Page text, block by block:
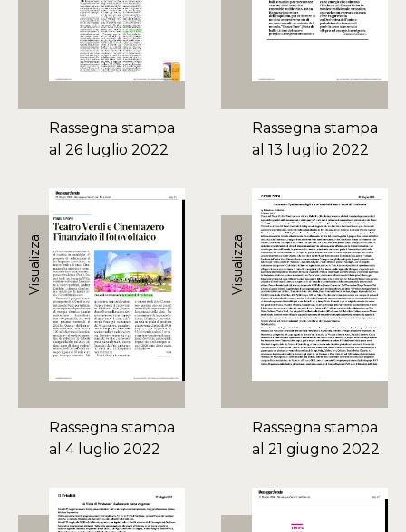
Rassegna stampa
al 26 luglio 2022
Rassegna stampa
al 13 luglio 2022
Visualizza
Rassegna stampa
al 4 luglio 2022
Visualizza
Rassegna stampa
al 21 giugno 2022